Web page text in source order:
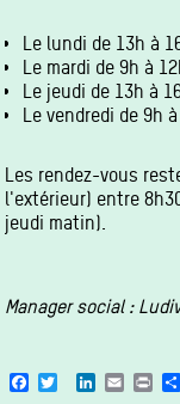
Le lundi de 13h à
Le mardi de 9h à
Le jeudi de 13h à
Le vendredi de 9h
Les rendez-vous
l'extérieur) entre
jeudi matin).
Manager social :
Facebook
TwitterLinkedIn
EmailPrint